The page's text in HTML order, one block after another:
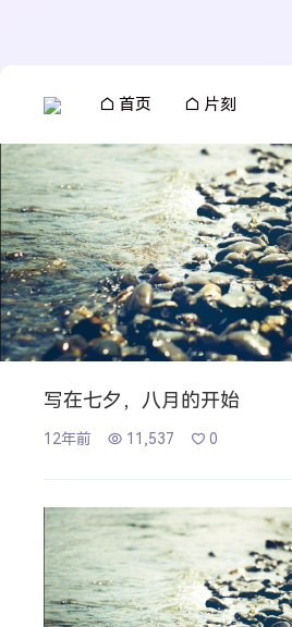
首页 片刻
写在七夕，八月的开始
12年前 11,537 0